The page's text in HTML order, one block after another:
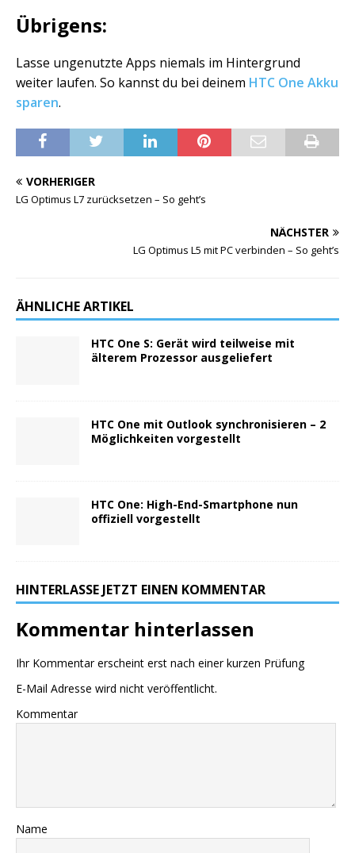
Übrigens:
Lasse ungenutzte Apps niemals im Hintergrund
weiter laufen. So kannst du bei deinem HTC One Akku
sparen.
VORHERIGER
LG Optimus L7 zurücksetzen – So geht’s
NÄCHSTER
LG Optimus L5 mit PC verbinden – So geht’s
ÄHNLICHE ARTIKEL
HTC One S: Gerät wird teilweise mit
älterem Prozessor ausgeliefert
HTC One mit Outlook synchronisieren – 2
Möglichkeiten vorgestellt
HTC One: High-End-Smartphone nun
offiziell vorgestellt
HINTERLASSE JETZT EINEN KOMMENTAR
Kommentar hinterlassen
Ihr Kommentar erscheint erst nach einer kurzen Prüfung
E-Mail Adresse wird nicht veröffentlicht.
Kommentar
Name